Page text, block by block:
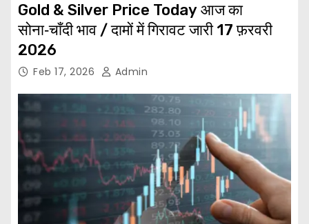
Gold & Silver Price Today आज का
सोना‑चाँदी भाव / दामों में गिरावट जारी 17 फ़रवरी
2026
Feb 17, 2026 Admin